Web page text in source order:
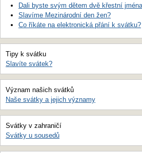
Dali byste svým dětem dvě křestní
Slavíme Mezinárodní den žen?
Co říkáte na elektronická přání k svátku?
Tipy k svátku
Slavíte svátek?
Význam našich svátků
Naše svátky a jejich významy
Svátky v zahraničí
Svátky u sousedů